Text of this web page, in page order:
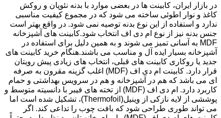
در بازار ایران، کابینت ها در بعضی موارد با بدنه نئوپان و روکش
کاغذ و نوار اطوئی ساخته می شود که در مجموع کیفیت مناسبی
ندارد و استفاده از این نوع بدنه توصیه نمی شود. در واقع بهتر است
جنس بدنه نیز از نوع ام دی اف انتخاب شود.کابینت های آشپزخانه
MDF به آسانی تمیز می شوند و به همین دلیل برای استفاده در
آشپزخانه بسیار ایده آل و مناسب می باشند.هنگام خرید کابینت های
جدید یا روکاری کابینت های قبلی، انتخاب های زیادی پیش رویتان
قرار دارد. کابینت ام دی اف (MDF) اغلب گزینه مقرون به صرفه
ای می باشد که هم در آشپزخانه و هم در سرویس بهداشتی و حمام
کاربرد دارد. ام دی اف (MDF) از تخته های فیبر با دانسیته متوسط و
پوششی از لایه نازکی از وینیل(Thermofoil)، تشکیل شده است اما
می تواند طوری طراحی شود که بافت چوب را تداعی کند. اگر